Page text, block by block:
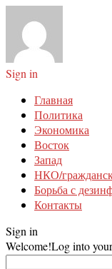
Sign in
Главная
Политика
Экономика
Восток
Запад
НКО/
Борьба с
Контакты
Sign in
Welcome!Log into